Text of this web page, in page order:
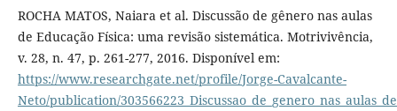
ROCHA MATOS, Naiara et al. Discussão de gênero nas aulas
de Educação Física: uma revisão sistemática. Motrivivência,
v. 28, n. 47, p. 261-277, 2016. Disponível em:
https://www.researchgate.net/profile/Jorge-Cavalcante-
Neto/publication/